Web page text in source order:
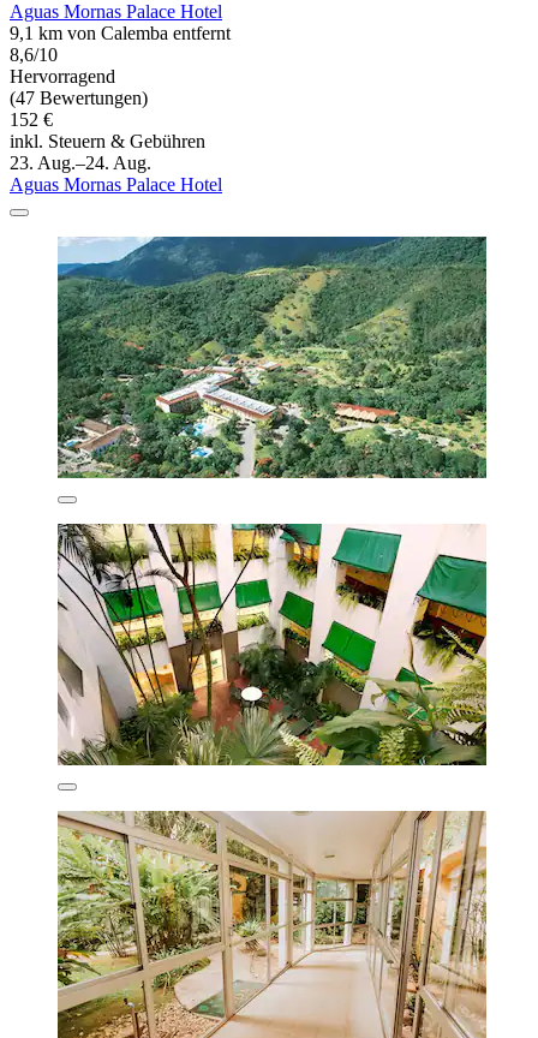
Aguas Mornas Palace Hotel
9,1 km von Calemba entfernt
8,6/10
Hervorragend
(47 Bewertungen)
152 €
inkl. Steuern & Gebühren
23. Aug.–24. Aug.
Aguas Mornas Palace Hotel